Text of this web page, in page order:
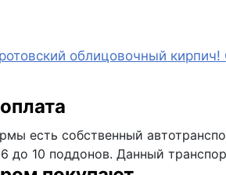
облицовочный
есть собственный
до 10 поддонов. Данный